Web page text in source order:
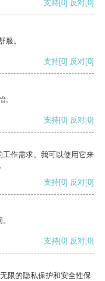
支持[0] 反对[0]
服。
支持[0] 反对[0]
。
支持[0] 反对[0]
作需求。我可以使用它来
支持[0] 反对[0]
支持[0] 反对[0]
限的隐私保护和安全性保